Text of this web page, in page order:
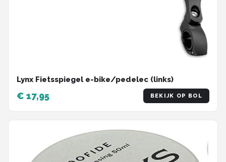
Lynx Fietsspiegel e-bike/pedelec (links)
€ 17,95 BEKIJK OP BOL